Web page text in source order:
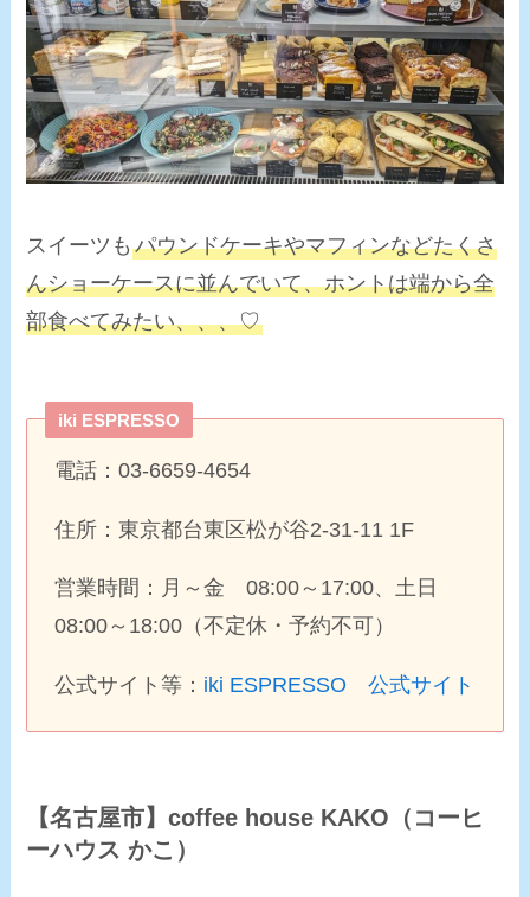
スイーツもパウンドケーキやマフィンなどたくさ
んショーケースに並んでいて、ホントは端から全
部食べてみたい、、、♡
iki ESPRESSO
電話：03-6659-4654
住所：東京都台東区松が谷2-31-11 1F
営業時間：月～金 08:00～17:00、土日
08:00～18:00（不定休・予約不可）
公式サイト等： iki ESPRESSO 公式サイト
【名古屋市】coffee house KAKO（ コーヒ
ーハウス かこ）